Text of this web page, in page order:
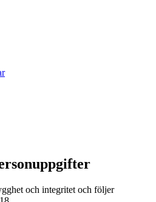
och integritet och följer